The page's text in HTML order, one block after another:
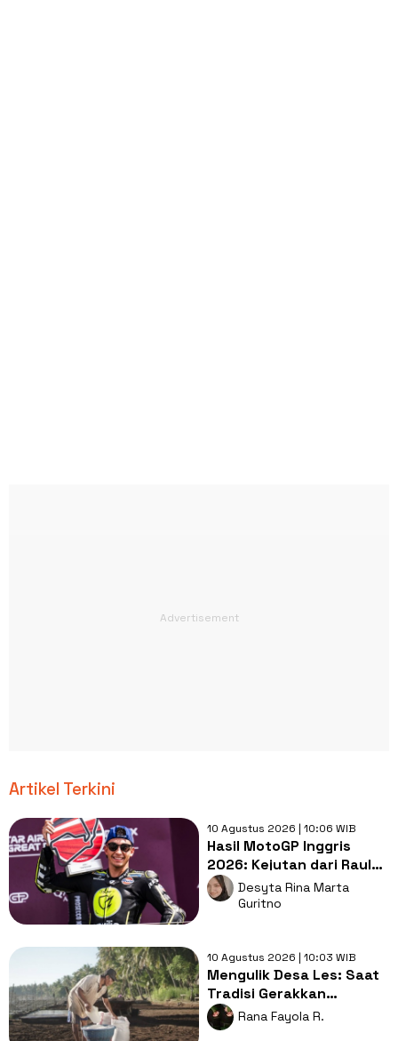
Artikel Terkini
10 Agustus 2026 | 10:06 WIB
Hasil MotoGP Inggris
2026: Kejutan dari Raul
Fernandez yang Lama
Menghilang
Desyta Rina Marta
Guritno
10 Agustus 2026 | 10:03 WIB
Mengulik Desa Les: Saat
Tradisi Gerakkan
Ekonomi, Anak Muda Siap
Warisi?
Rana Fayola R.